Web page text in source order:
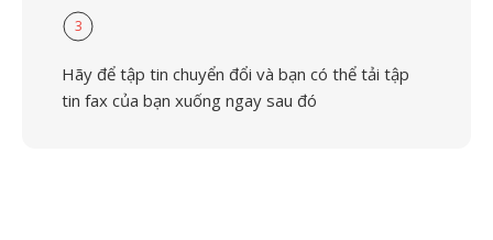
3
Hãy để tập tin chuyển đổi và bạn có thể tải tập
tin fax của bạn xuống ngay sau đó